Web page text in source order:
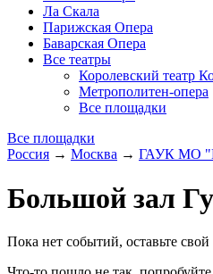
Ла Скала
Парижская Опера
Баварская Опера
Все театры
Королевский театр
Метрополитен-опера
Все площадки
Все площадки
Россия → Москва → ГАУК МО
Большой зал
Пока нет событий, оставьте